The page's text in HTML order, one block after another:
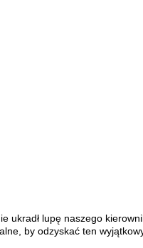
ukradł lupę naszego
by odzyskać ten